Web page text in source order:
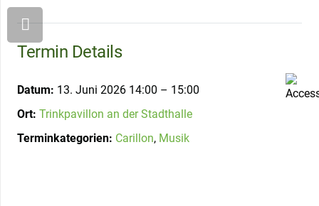
Termin Details
Datum: 13. Juni 2026 14:00 – 15:00
Ort: Trinkpavillon an der Stadthalle
Terminkategorien: Carillon, Musik